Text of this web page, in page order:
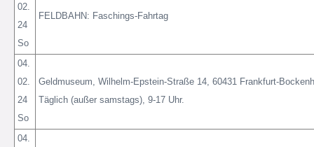
02.
24
So
FELDBAHN: Faschings-Fahrtag
04.
02.
24
So
Geldmuseum, Wilhelm-Epstein-Straße 14, 60431 Frankfurt-
Täglich (außer samstags), 9-17 Uhr.
04.